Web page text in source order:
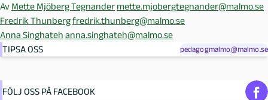
Av Mette Mjöberg Tegnander mette.mjobergtegnander@malmo.se
Fredrik Thunbergfredrik.thunberg@malmo.se
Anna Singhateh anna.singhateh@malmo.se
TIPSA OSS
pedagogmalmo@malmo.se
FÖLJ OSS PÅ FACEBOOK